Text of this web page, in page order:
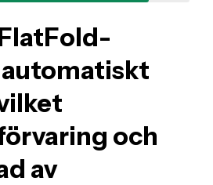
och
av